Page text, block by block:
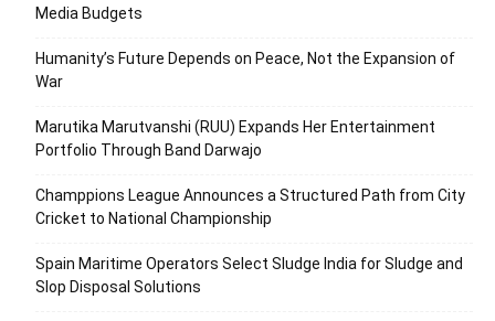
Media Budgets
Humanity’s Future Depends on Peace, Not the Expansion of
War
Marutika Marutvanshi (RUU) Expands Her Entertainment
Portfolio Through Band Darwajo
Champpions League Announces a Structured Path from City
Cricket to National Championship
Spain Maritime Operators Select Sludge India for Sludge and
Slop Disposal Solutions